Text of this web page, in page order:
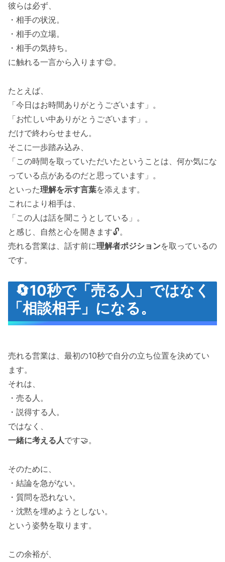
彼らは必ず、
・相手の状況。
・相手の立場。
・相手の気持ち。
に触れる一言から入ります😊。
たとえば、
「今日はお時間ありがとうございます」。
「お忙しい中ありがとうございます」。
だけで終わらせません。
そこに一歩踏み込み、
「この時間を取っていただいたということは、何か気にな
っている点があるのだと思っています」。
といった理解を示す言葉を添えます。
これにより相手は、
「この人は話を聞こうとしている」。
と感じ、自然と心を開きます🔓。
売れる営業は、話す前に理解者ポジションを取っているの
です。
🔄10秒で「売る人」ではなく
「相談相手」になる。
売れる営業は、最初の10秒で自分の立ち位置を決めてい
ます。
それは、
・売る人。
・説得する人。
ではなく、
一緒に考える人です🤝。
そのために、
・結論を急がない。
・質問を恐れない。
・沈黙を埋めようとしない。
という姿勢を取ります。
この余裕が、